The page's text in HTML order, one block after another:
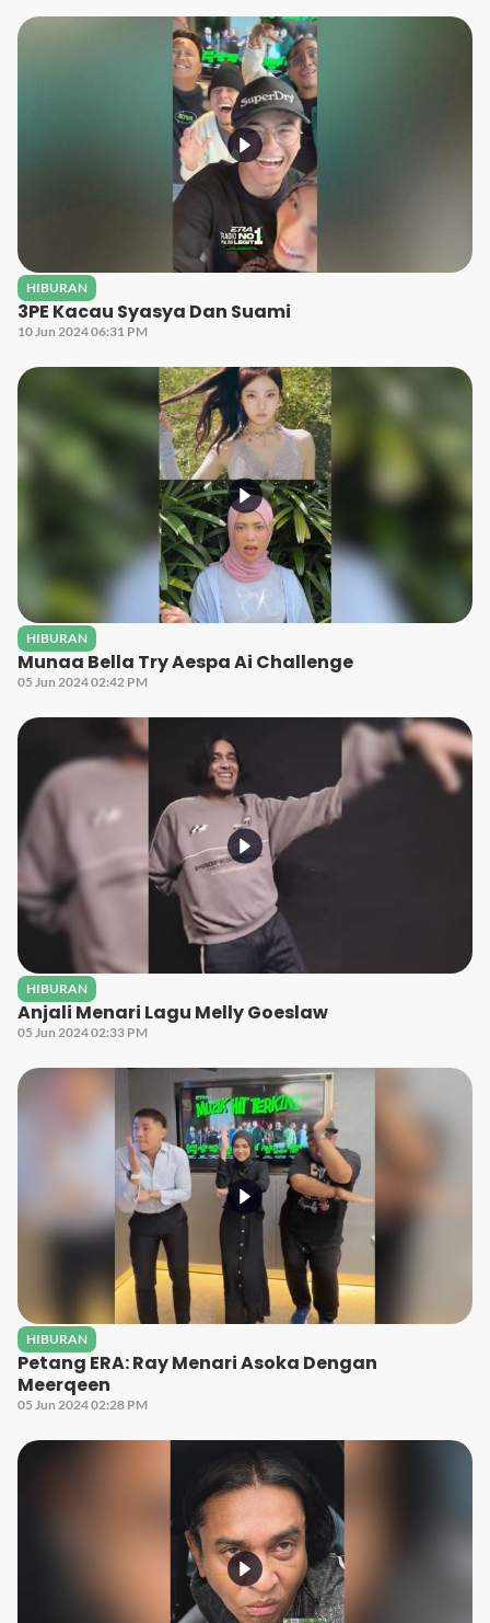
HIBURAN
3PE Kacau Syasya Dan Suami
10 Jun 2024 06:31 PM
HIBURAN
Munaa Bella Try Aespa Ai Challenge
05 Jun 2024 02:42 PM
HIBURAN
Anjali Menari Lagu Melly Goeslaw
05 Jun 2024 02:33 PM
HIBURAN
Petang ERA: Ray Menari Asoka Dengan
Meerqeen
05 Jun 2024 02:28 PM